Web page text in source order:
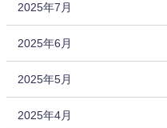
2025年7月
2025年6月
2025年5月
2025年4月